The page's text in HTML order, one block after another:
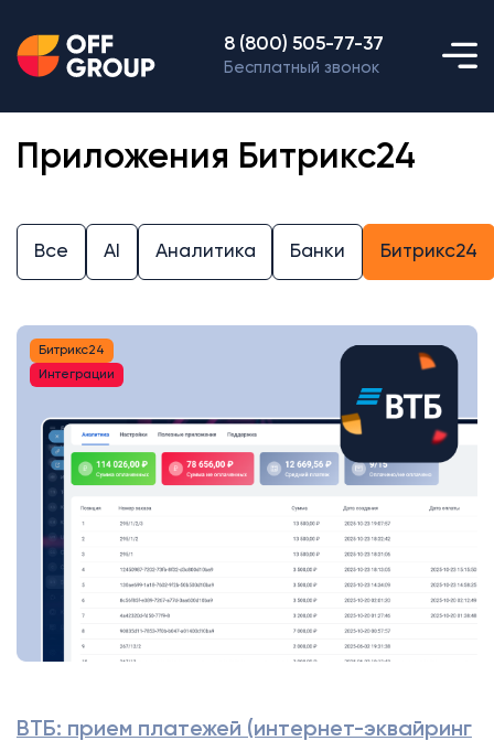
8 (800) 505-77-37
Бесплатный звонок
Приложения Битрикс24
Все AI Аналитика Банки Битрикс24
Битрикс24
Интеграции
ВТБ: прием платежей (интернет-эквайринг